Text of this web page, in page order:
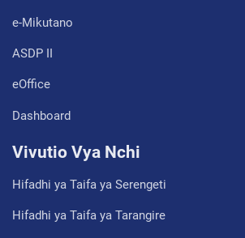
e-Mikutano
ASDP II
eOffice
Dashboard
Vivutio Vya Nchi
Hifadhi ya Taifa ya Serengeti
Hifadhi ya Taifa ya Tarangire